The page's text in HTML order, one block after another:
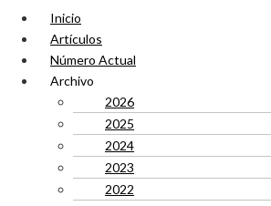
Inicio
Artículos
Número Actual
Archivo
2026
2025
2024
2023
2022